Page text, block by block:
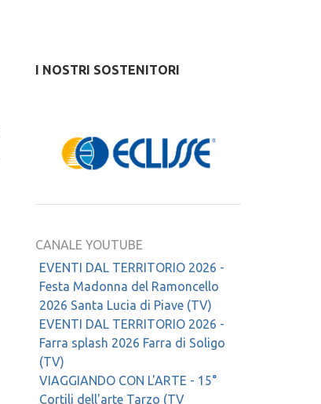
I NOSTRI SOSTENITORI
CANALE YOUTUBE
EVENTI DAL TERRITORIO 2026 -
Festa Madonna del Ramoncello
2026 Santa Lucia di Piave (TV)
EVENTI DAL TERRITORIO 2026 -
Farra splash 2026 Farra di Soligo
(TV)
VIAGGIANDO CON L'ARTE - 15°
Cortili dell'arte Tarzo (TV